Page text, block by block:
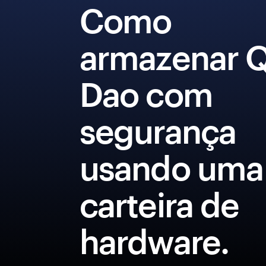
Como
armazenar
Dao com
segurança
usando uma
carteira de
hardware.